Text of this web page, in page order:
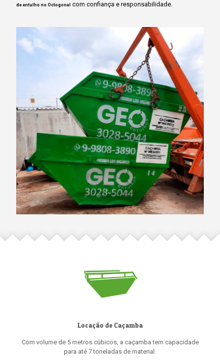
de entulho no Octogonal com confiança e responsabilidade.
Locação de Caçamba
Com volume de 5 metros cúbicos, a caçamba tem capacidade
para até 7 toneladas de material.